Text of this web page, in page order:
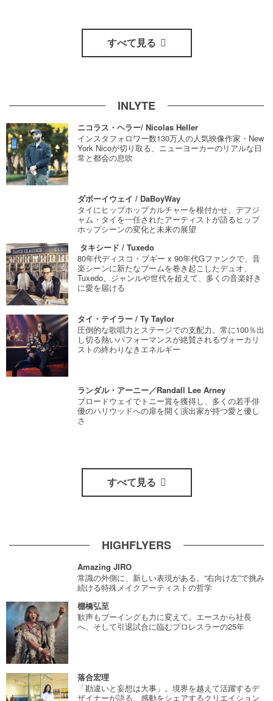
すべて見る
INLYTE
ニコラス・ヘラー/ Nicolas Heller
インスタフォロワー数130万人の人気映像作家・New
York Nicoが切り取る、ニューヨーカーのリアルな日
常と都会の息吹
ダボーイウェイ / DaBoyWay
タイにヒップホップカルチャーを根付かせ、デフジ
ャム・タイを一任されたアーティストが語るヒップ
ホップシーンの変化と未来の展望
タキシード / Tuxedo
80年代ディスコ・ブギー x 90年代Gファンクで、音
楽シーンに新たなブームを巻き起こしたデュオ、
Tuxedo。ジャンルや世代を超えて、多くの音楽好き
に愛を届ける
タイ・テイラー / Ty Taylor
圧倒的な歌唱力とステージでの支配力。常に100％出
し切る熱いパフォーマンスが絶賛されるヴォーカリ
ストの終わりなきエネルギー
ランダル・アーニー／Randall Lee Arney
ブロードウェイでトニー賞を獲得し、多くの若手俳
優のハリウッドへの扉を開く演出家が持つ愛と優し
さ
すべて見る
HIGHFLYERS
Amazing JIRO
常識の外側に、新しい表現がある。“右向け左”で挑み
続ける特殊メイクアーティストの哲学
棚橋弘至
歓声もブーイングも力に変えて。エースから社長
へ、そして引退試合に臨むプロレスラーの25年
落合宏理
「勘違いと妄想は大事」。境界を越えて活躍するデ
ザイナーが語る、感動をシェアするクリエイション